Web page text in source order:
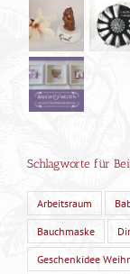
Schlagworte für
Arbeitsraum
Bauchmaske
Geschenkidee